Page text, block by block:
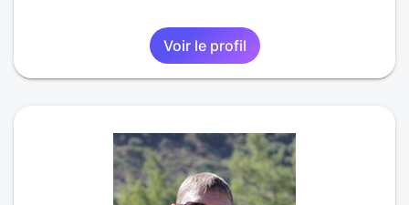
Voir le profil